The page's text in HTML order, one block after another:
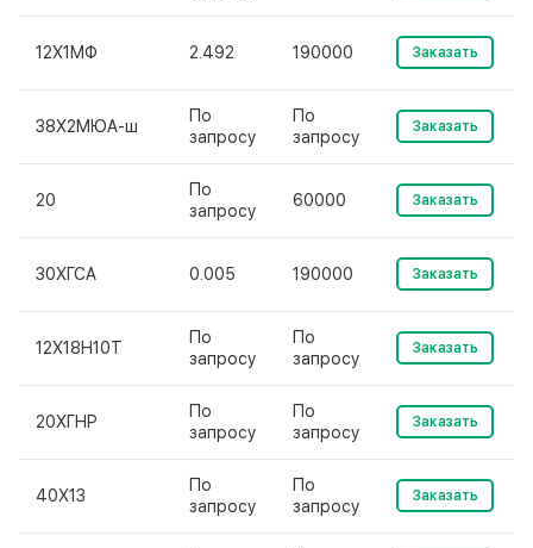
12Х1МФ 2.492 190000 Заказать
38Х2МЮА-ш
По
запросу
По
запросу
Заказать
20
По
запросу
60000 Заказать
30ХГСА 0.005 190000 Заказать
12Х18Н10Т
По
запросу
По
запросу
Заказать
20ХГНР
По
запросу
По
запросу
Заказать
40Х13
По
запросу
По
запросу
Заказать